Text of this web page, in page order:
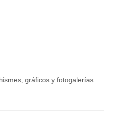
gráficos y fotogalerías